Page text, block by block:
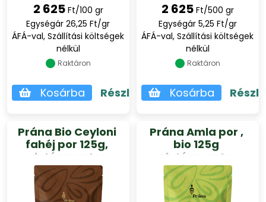
2 625 Ft/100 gr
Egységár 26,25 Ft/gr
ÁFÁ-val, Szállítási költségek
nélkül
Raktáron
Kosárba Részletek
2 625 Ft/500 gr
Egységár 5,25 Ft/gr
ÁFÁ-val, Szállítási költségek
nélkül
Raktáron
Kosárba
Prána Bio Ceyloni
fahéj por 125g,
gluténmentes
Prána Amla por ,
bio 125g
,gluténmentes